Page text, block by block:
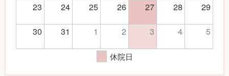
23
24 25 26 27 28
29
30
31 1 2 3 4 5
休院日